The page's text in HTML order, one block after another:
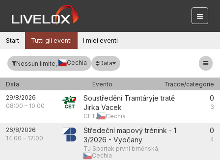
Start Tutti gli eventi I miei eventi
Nessun limite, Cechia Data
Data Evento
Tracce/categorie
29/8/2026
08:00 – 10:00
Soustředění Tramtáryje tratě
Jirka Vacek
CET, Cechia
0
3
26/8/2026
14:00 – 17:00
Středeční mapový trénink - 1
3/2026 - Vyočany
TJ Spartak první brněnská,
Cechia
0
4